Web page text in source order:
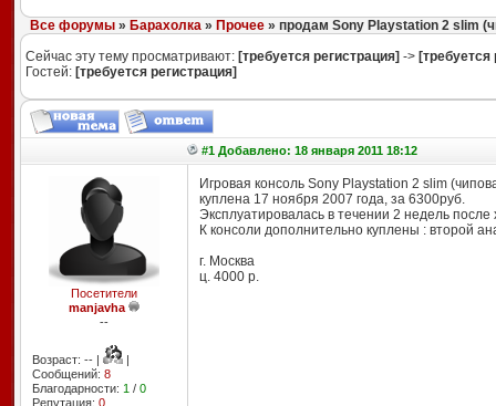
Все форумы» Барахолка» Прочее» продам Sony Playstation 2 slim
Сейчас эту тему просматривают: [требуется регистрация] -> [требуется
Гостей: [требуется регистрация]
#1 Добавлено: 18 января 2011 18:12
Посетители
manjavha
--
Возраст: -- |
|
Сообщений: 8
Благодарности: 1 / 0
Репутация: 0
Игровая консоль Sony Playstation 2 slim
куплена 17 ноября 2007 года, за 6300руб.
Эксплуатировалась в течении 2 недель
К консоли дополнительно куплены : второй
г. Москва
ц. 4000 р.